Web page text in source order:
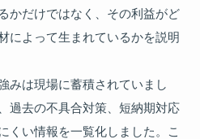
かだけではなく、その利益がど
によって生まれているかを説明
みは現場に蓄積されていまし
過去の不具合対策、短納期対応
くい情報を一覧化しました。こ